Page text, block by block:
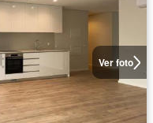
Ver foto